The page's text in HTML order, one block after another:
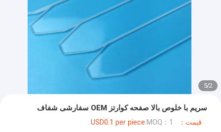
2
/
5
سریم با خلوص بالا صفحه کوارتز OEM سفارشی شفاف
قیمت：USD0.1 per piece MOQ：1